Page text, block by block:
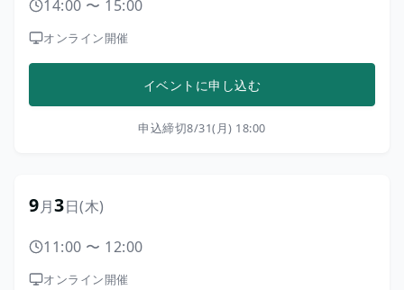
14:00 〜 15:00
オンライン開催
イベントに申し込む
申込締切8/31(月) 18:00
9月3日(木)
11:00 〜 12:00
オンライン開催